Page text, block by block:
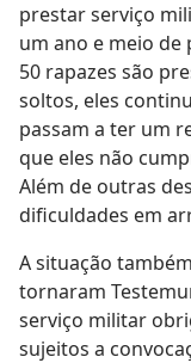
prestar serviço
um ano e meio de
50 rapazes são
soltos, eles
passam a ter um
que eles não
Além de outras
dificuldades em
A situação
tornaram
serviço militar
sujeitos a